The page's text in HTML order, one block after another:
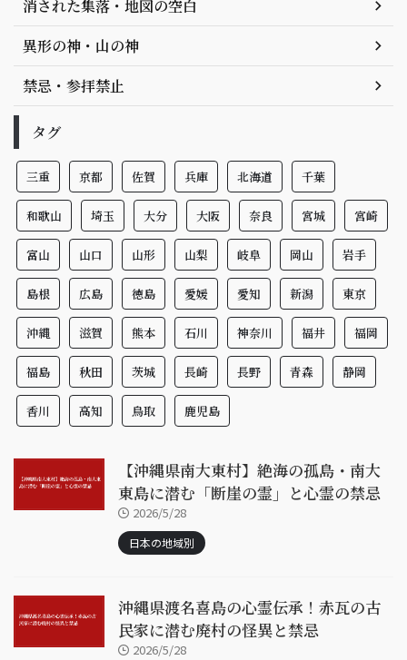
消された集落・地図の空白
異形の神・山の神
禁忌・参拝禁止
タグ
三重 京都 佐賀 兵庫 北海道 千葉
和歌山 埼玉 大分 大阪 奈良 宮城 宮崎
富山 山口 山形 山梨 岐阜 岡山 岩手
島根 広島 徳島 愛媛 愛知 新潟 東京
沖縄 滋賀 熊本 石川 神奈川 福井 福岡
福島 秋田 茨城 長崎 長野 青森 静岡
香川 高知 鳥取 鹿児島
【沖縄県南大東村】絶海の孤島・南大
東島に潜む「断崖の霊」と心霊の禁忌
2026/5/28
日本の地域別
沖縄県渡名喜島の心霊伝承！赤瓦の古
民家に潜む廃村の怪異と禁忌
2026/5/28